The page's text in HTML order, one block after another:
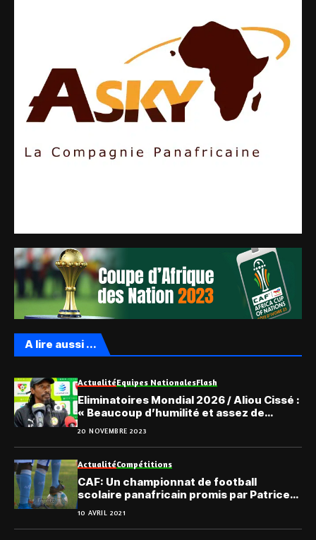
A lire aussi ...
ActualitéEquipes NationalesFlash
Eliminatoires Mondial 2026 / Aliou Cissé :
« Beaucoup d’humilité et assez de
confiance »
20 NOVEMBRE 2023
ActualitéCompétitions
CAF: Un championnat de football
scolaire panafricain promis par Patrice
Motsepe
10 AVRIL 2021